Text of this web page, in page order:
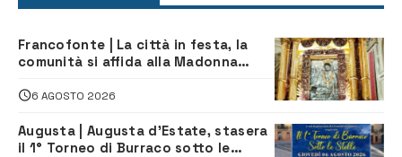
Francofonte | La città in festa, la
comunità si affida alla Madonna
6 AGOSTO 2026
Augusta | Augusta d’Estate, stasera
il 1° Torneo di Burraco sotto le